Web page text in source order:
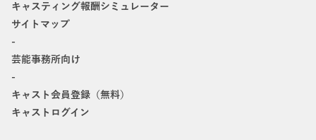
キャスティング報酬シミュレーター
サイトマップ
-
芸能事務所向け
-
キャスト会員登録（無料）
キャストログイン